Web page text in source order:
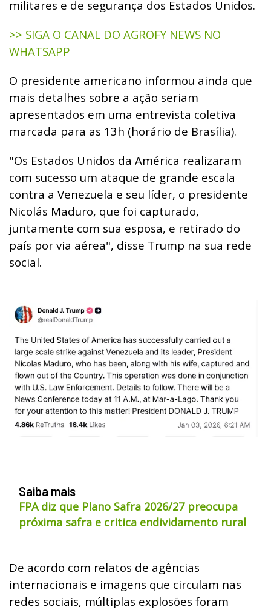
militares e de segurança dos Estados Unidos.
>> SIGA O CANAL DO AGROFY NEWS NO
WHATSAPP
O presidente americano informou ainda que
mais detalhes sobre a ação seriam
apresentados em uma entrevista coletiva
marcada para as 13h (horário de Brasília).
"Os Estados Unidos da América realizaram
com sucesso um ataque de grande escala
contra a Venezuela e seu líder, o presidente
Nicolás Maduro, que foi capturado,
juntamente com sua esposa, e retirado do
país por via aérea", disse Trump na sua rede
social.
Saiba mais
FPA diz que Plano Safra 2026/27 preocupa
próxima safra e critica endividamento rural
De acordo com relatos de agências
internacionais e imagens que circulam nas
redes sociais, múltiplas explosões foram